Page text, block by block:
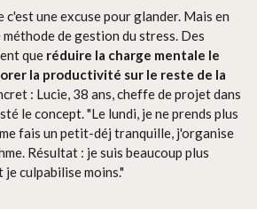
une excuse pour glander. Mais en
de gestion du stress. Des
que réduire la charge mentale le
la productivité sur le reste de la
: Lucie, 38 ans, cheffe de projet dans
le concept. "Le lundi, je ne prends plus
fais un petit-déj tranquille, j'organise
Résultat : je suis beaucoup plus
culpabilise moins."